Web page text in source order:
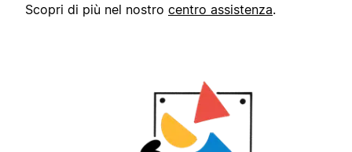
Scopri di più nel nostro centro assistenza.